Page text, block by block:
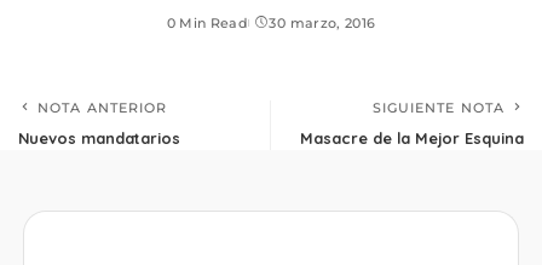
0 Min Read 30 marzo, 2016
NOTA ANTERIOR
Nuevos mandatarios
SIGUIENTE NOTA
Masacre de la Mejor Esquina